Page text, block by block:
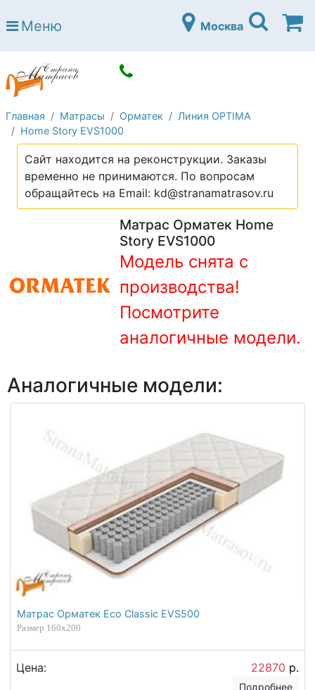
Страна матрасов
Open submenu (Матрасы)
Open submenu (Кровати)
Кровати
Open submenu (Аксессуары)
Open submenu (Диваны)
Диваны
Open submenu (Постельное белье)
Постельное белье
Open submenu (Мебель)
Мебель
Open submenu (Основания)
Основания
Open submenu (Детские матрасы)
Детские матрасы
Open submenu (Детские кровати)
Детские кровати
Open submenu (Шкафы)
Шкафы
Доставка по городу
Меню Москва
Главная Матрасы Орматек
Линия OPTIMA
Home Story EVS1000
Сайт находится на реконструкции. Заказы
временно не принимаются. По вопросам
обращайтесь на Email: kd@stranamatrasov.ru
Матрас Орматек Home
Story EVS1000
Модель снята с
производства!
Посмотрите
аналогичные модели.
Аналогичные модели:
Матрас Орматек Eco Classic EVS500
Размер 160х200
Цена: 22870 р.
Подробнее